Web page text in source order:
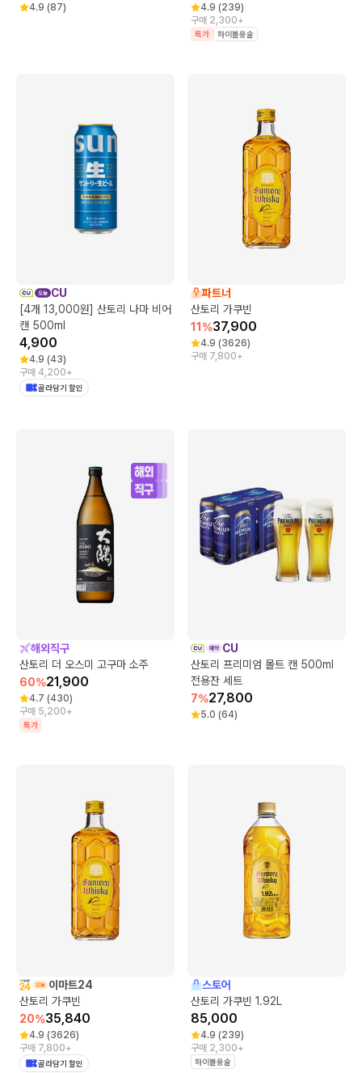
4.9 (87) 4.9 (239)
구매 2,300+
특가 하이볼용술
CU
[4개 13,000원] 산토리 나마 비어
캔 500ml
4,900
4.9 (43)
구매 4,200+
골라담기 할인
파트너
산토리 가쿠빈
11 %37,900
4.9 (3626)
구매 7,800+
해외직구
산토리 더 오스미 고구마 소주
60%21,900
4.7 (430)
구매 5,200+
특가
CU
산토리 프리미엄 몰트 캔 500ml
전용잔 세트
7%27,800
5.0 (64)
이마트24
산토리 가쿠빈
20%35,840
4.9 (3626)
구매 7,800+
골라담기 할인
스토어
산토리 가쿠빈 1.92L
85,000
4.9 (239)
구매 2,300+
하이볼용술